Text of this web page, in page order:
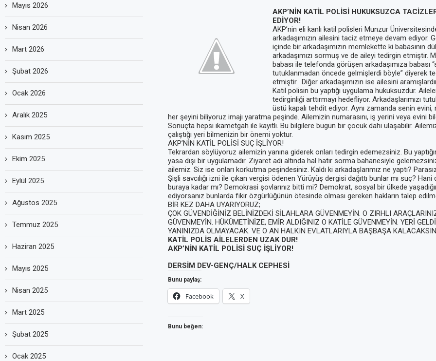
AKP’NİN KATİL POLİSİ HUKUKSUZCA
EDİYOR!
AKP’nin eli kanlı katil polisleri Munzur
arkadaşımızın ailesini taciz etmeye devam ediyor.
içinde bir arkadaşımızın memlekette ki babasının
arkadaşımızı sormuş ve de aileyi tedirgin etmiştir.
babası ile telefonda görüşen arkadaşımıza babası
tutuklanmadan öncede gelmişlerdi böyle” diyerek
etmiştir. Diğer arkadaşımızın ise ailesini
Katil polisin bu yaptığı uygulama hukuksuzdur.
tedirginliği arttırmayı hedefliyor. Arkadaşlarımızı
üstü kapalı tehdit ediyor. Aynı zamanda senin evini,
her şeyini biliyoruz imajı yaratma peşinde. Ailemizin numarasını, iş yerini veya evini
Sonuçta hepsi ikametgah ile kayıtlı. Bu bilgilere bugün bir çocuk dahi ulaşabilir.
çalıştığı yeri bilmenizin bir önemi yoktur.
AKP’NİN KATİL POLİSİ SUÇ İŞLİYOR!
Tekrardan söylüyoruz ailemizin yanına giderek onları tedirgin edemezsiniz. Bu
yasa dışı bir uygulamadır. Ziyaret adı altında hal hatır sorma bahanesiyle
ailemiz. Siz ise onları korkutma peşindesiniz. Kaldı ki arkadaşlarımız ne yaptı?
Şişli savcılığı izni ile çıkan vergisi ödenen Yürüyüş dergisi dağıttı bunlar mı suç?
buraya kadar mı? Demokrasi şovlarınız bitti mi? Demokrat, sosyal bir ülkede
ediyorsanız bunlarda fikir özgürlüğünün ötesinde olması gereken hakların talep
BİR KEZ DAHA UYARIYORUZ;
ÇOK GÜVENDİĞİNİZ BELİNİZDEKİ SİLAHLARA GÜVENMEYİN. O ZIRHLI
GÜVENMEYİN. HÜKÜMETİNİZE, EMİR ALDIĞINIZ O KATİLE GÜVENMEYİN. YERİ
YANINIZDA OLMAYACAK. VE O AN HALKIN EVLATLARIYLA BAŞBAŞA
KATİL POLİS AİLELERDEN UZAK DUR!
AKP’NİN KATİL POLİSİ SUÇ İŞLİYOR!
DERSİM DEV-GENÇ/HALK CEPHESİ
Bunu paylaş:
Facebook X
Bunu beğen:
Mayıs 2026
Nisan 2026
Mart 2026
Şubat 2026
Ocak 2026
Aralık 2025
Kasım 2025
Ekim 2025
Eylül 2025
Ağustos 2025
Temmuz 2025
Haziran 2025
Mayıs 2025
Nisan 2025
Mart 2025
Şubat 2025
Ocak 2025